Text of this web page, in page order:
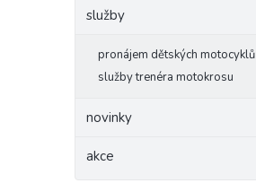
služby
pronájem dětských motocyklů
služby trenéra motokrosu
novinky
akce